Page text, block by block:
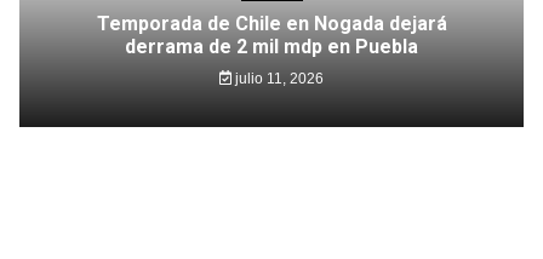
Temporada de Chile en Nogada dejará
derrama de 2 mil mdp en Puebla
julio 11, 2026